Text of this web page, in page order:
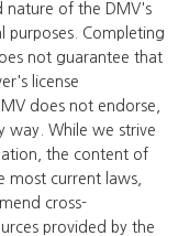
nature of the DMV's
purposes. Completing
not guarantee that
license
does not endorse,
way. While we strive
the content of
most current laws,
cross-
provided by the